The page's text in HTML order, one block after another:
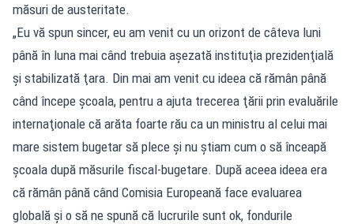
măsuri de austeritate.
„Eu vă spun sincer, eu am venit cu un orizont de câteva luni
până în luna mai când trebuia aşezată instituţia prezidenţială
şi stabilizată ţara. Din mai am venit cu ideea că rămân până
când începe şcoala, pentru a ajuta trecerea ţării prin evaluările
internaţionale că arăta foarte rău ca un ministru al celui mai
mare sistem bugetar să plece şi nu ştiam cum o să înceapă
şcoala după măsurile fiscal-bugetare. După aceea ideea era
că rămân până când Comisia Europeană face evaluarea
globală şi o să ne spună că lucrurile sunt ok, fondurile